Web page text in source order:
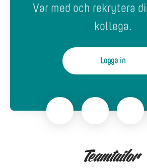
Var med och rekrytera
kollega.
Logga in